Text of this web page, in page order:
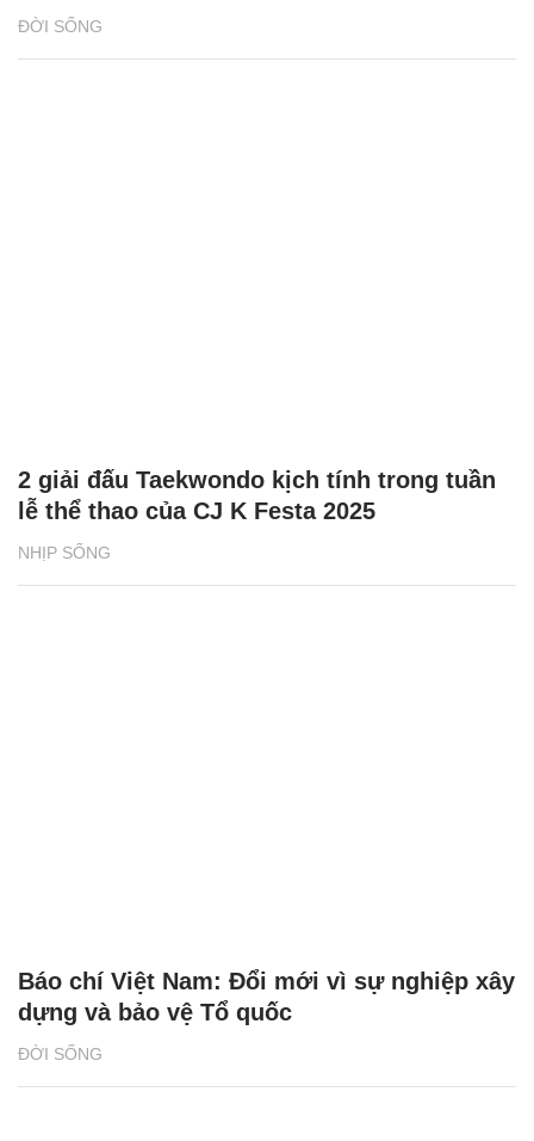
ĐỜI SỐNG
NHỊP SỐNG
2 giải đấu Taekwondo kịch tính trong tuần
lễ thể thao của CJ K Festa 2025
ĐỜI SỐNG
Báo chí Việt Nam: Đổi mới vì sự nghiệp xây
dựng và bảo vệ Tổ quốc